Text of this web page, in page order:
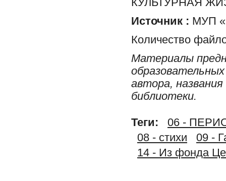
КУЛЬТУРНАЯ
Источник : МУП
Количество
Материалы
автора,
библиотеки.
Теги:
06 -
08 - стихи
09 -
14 - Из фонда